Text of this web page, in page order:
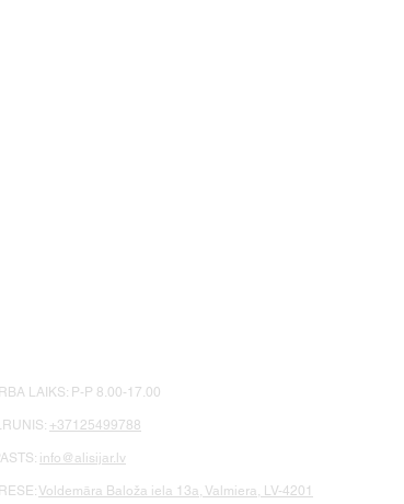
LAIKS: P-P 8.00-17.00
+37125499788
info@alisijar.lv
Voldemāra Baloža iela 13a, Valmiera, LV-4201